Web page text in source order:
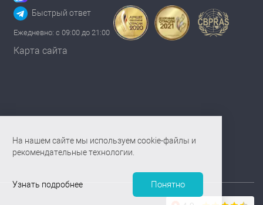
Быстрый ответ
Ежедневно: с 09:00 до 21:00
Карта сайта
На нашем сайте мы используем cookie-файлы и
рекомендательные технологии.
Узнать подробнее Понятно